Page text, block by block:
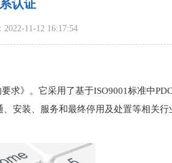
认证
11-12 16:17:54
求》。它采用了基于ISO9001标准中
安装、服务和最终停用及处置等相关